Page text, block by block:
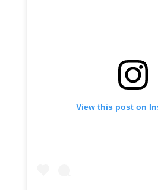
View this post on